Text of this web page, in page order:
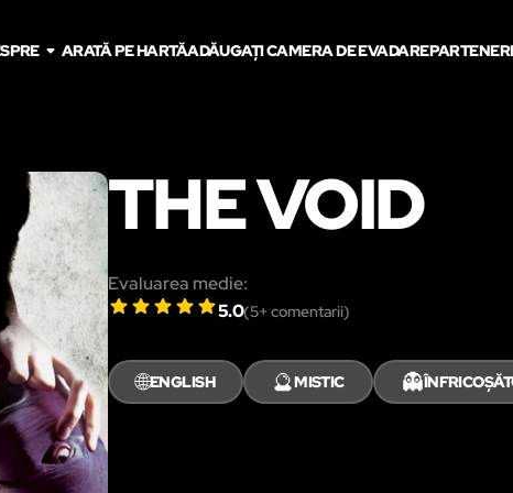
ARATĂ PE HARTĂADĂUGAȚI CAMERA DE EVADAREPARTENERI
THE VOID
Evaluarea medie:
5.0(5+ comentarii)
🌐ENGLISH 🔮MISTIC 👻